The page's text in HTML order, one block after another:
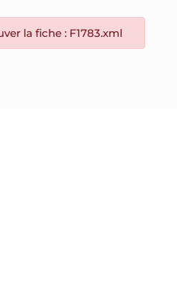
la fiche : F1783.xml